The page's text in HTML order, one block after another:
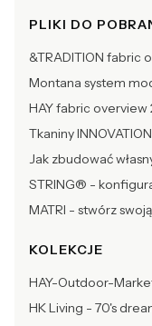
PLIKI DO
&TRADITION fabric
Montana system
HAY fabric overview
Tkaniny
Jak zbudować
STRING® -
MATRI - stwórz
KOLEKCJE
HAY-Outdoor-
HK Living - 70's